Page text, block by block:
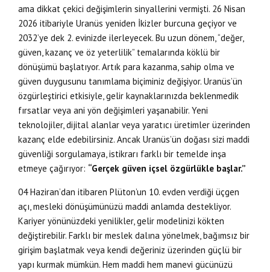
ama dikkat çekici değişimlerin sinyallerini vermişti. 26 Nisan
2026 itibariyle Uranüs yeniden İkizler burcuna geçiyor ve
2032’ye dek 2. evinizde ilerleyecek. Bu uzun dönem, “değer,
güven, kazanç ve öz yeterlilik” temalarında köklü bir
dönüşümü başlatıyor. Artık para kazanma, sahip olma ve
güven duygusunu tanımlama biçiminiz değişiyor. Uranüs’ün
özgürleştirici etkisiyle, gelir kaynaklarınızda beklenmedik
fırsatlar veya ani yön değişimleri yaşanabilir. Yeni
teknolojiler, dijital alanlar veya yaratıcı üretimler üzerinden
kazanç elde edebilirsiniz. Ancak Uranüs’ün doğası sizi maddi
güvenliği sorgulamaya, istikrarı farklı bir temelde inşa
etmeye çağırıyor: “Gerçek güven içsel özgürlükle başlar.”
04 Haziran’dan itibaren Plüton’un 10. evden verdiği üçgen
açı, mesleki dönüşümünüzü maddi anlamda destekliyor.
Kariyer yönünüzdeki yenilikler, gelir modelinizi kökten
değiştirebilir. Farklı bir meslek dalına yönelmek, bağımsız bir
girişim başlatmak veya kendi değeriniz üzerinden güçlü bir
yapı kurmak mümkün. Hem maddi hem manevi gücünüzü